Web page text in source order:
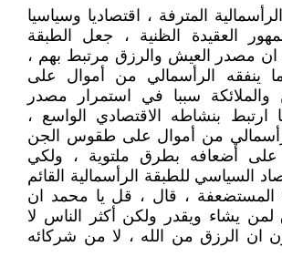
المترفة ، اقتصاديا وسياسيا
العقيدة الظنية ، جعل الطبقة
ان مصدر العيش والرزق مرتبط بهم ،
ينفقه الرأسمالي من أموال على
والملائكة سببا في استمرار مصدر
ارتبط بنشاطه الاقتصادي الواسع ،
من أموال على طقوس الجن
على أضعافه بطرق ملتوية ، ولكي
السياسي للطبقة الرأسمالية القائم
المستضعفة ، قال ، قل يا محمد ان
يشاء ويقدر ولكن أكثر الناس لا
ان الرزق من الله ، لا من شركائه